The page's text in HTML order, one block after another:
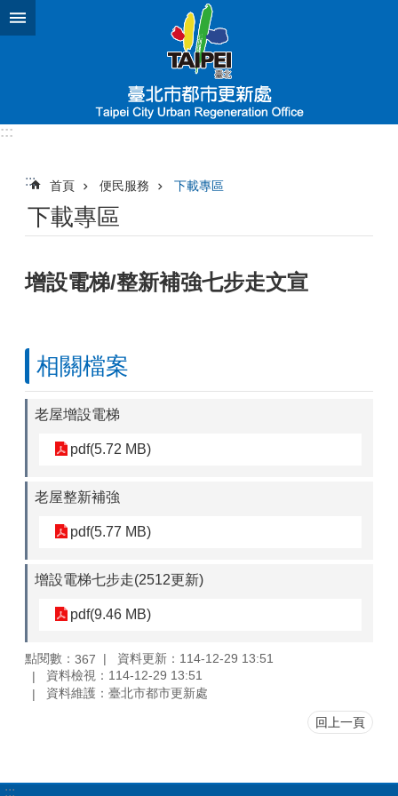
跳到主要內容區塊
:::
::: 首頁 便民服務 下載專區
下載專區
增設電梯/整新補強七步走文宣
相關檔案
老屋增設電梯
pdf(5.72 MB)
老屋整新補強
pdf(5.77 MB)
增設電梯七步走(2512更新)
pdf(9.46 MB)
點閱數： 367
資料更新：114-12-29 13:51
資料檢視：114-12-29 13:51
資料維護：臺北市都市更新處
回上一頁
:::